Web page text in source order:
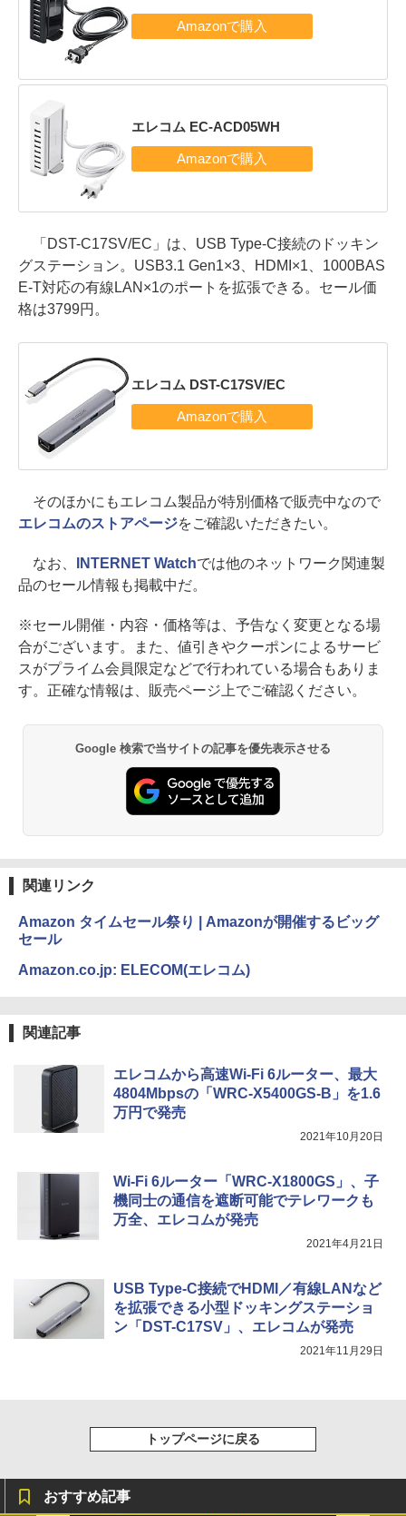
エレコム EC-ACD05WH
「DST-C17SV/EC」は、USB Type-C接続のドッキン
グステーション。USB3.1 Gen1×3、HDMI×1、1000BAS
E-T対応の有線LAN×1のポートを拡張できる。セール価
格は3799円。
エレコム DST-C17SV/EC
そのほかにもエレコム製品が特別価格で販売中なので
エレコムのストアページをご確認いただきたい。
なお、 INTERNET Watchでは他のネットワーク関連製
品のセール情報も掲載中だ。
※セール開催・内容・価格等は、予告なく変更となる場
合がございます。また、値引きやクーポンによるサービ
スがプライム会員限定などで行われている場合もありま
す。正確な情報は、販売ページ上でご確認ください。
Google 検索で当サイトの記事を優先表示させる
関連リンク
Amazon タイムセール祭り | Amazonが開催するビッグ
セール
Amazon.co.jp: ELECOM(エレコム)
関連記事
エレコムから高速Wi-Fi 6ルーター、最大
4804Mbpsの「WRC-X5400GS-B」を1.6
万円で発売
2021年10月20日
Wi-Fi 6ルーター「WRC-X1800GS」、子
機同士の通信を遮断可能でテレワークも
万全、エレコムが発売
2021年4月21日
USB Type-C接続でHDMI／有線LANなど
を拡張できる小型ドッキングステーショ
ン「DST-C17SV」、エレコムが発売
2021年11月29日
トップページに戻る
おすすめ記事